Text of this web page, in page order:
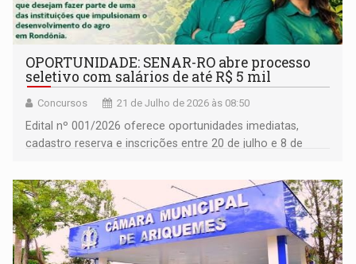
OPORTUNIDADE: SENAR-RO abre processo
seletivo com salários de até R$ 5 mil
Concursos 21 de Julho de 2026 às 08:50
Edital nº 001/2026 oferece oportunidades imediatas,
cadastro reserva e inscrições entre 20 de julho e 8 de